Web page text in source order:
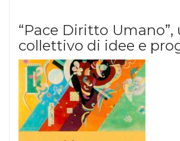
“Pace Diritto Umano”,
collettivo di idee e